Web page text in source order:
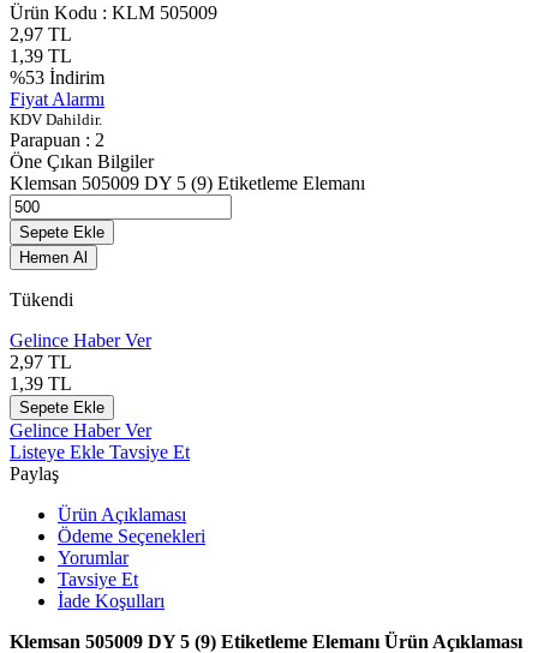
Ürün Kodu : KLM 505009
2,97 TL
1,39 TL
%53 İndirim
Fiyat Alarmı
KDV Dahildir.
Parapuan : 2
Öne Çıkan Bilgiler
Klemsan 505009 DY 5 (9) Etiketleme Elemanı
Sepete Ekle
Hemen Al
Tükendi
Gelince Haber Ver
2,97 TL
1,39 TL
Sepete Ekle
Gelince Haber Ver
Listeye Ekle Tavsiye Et
Paylaş
Ürün Açıklaması
Ödeme Seçenekleri
Yorumlar
Tavsiye Et
İade Koşulları
Klemsan 505009 DY 5 (9) Etiketleme Elemanı Ürün Açıklaması